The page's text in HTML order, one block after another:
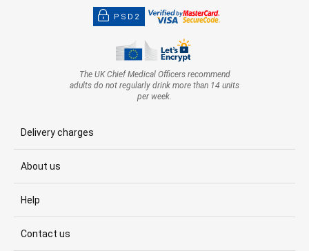
PSD2
The UK Chief Medical Officers recommend
adults do not regularly drink more than 14 units
per week.
Delivery charges
About us
Help
Contact us